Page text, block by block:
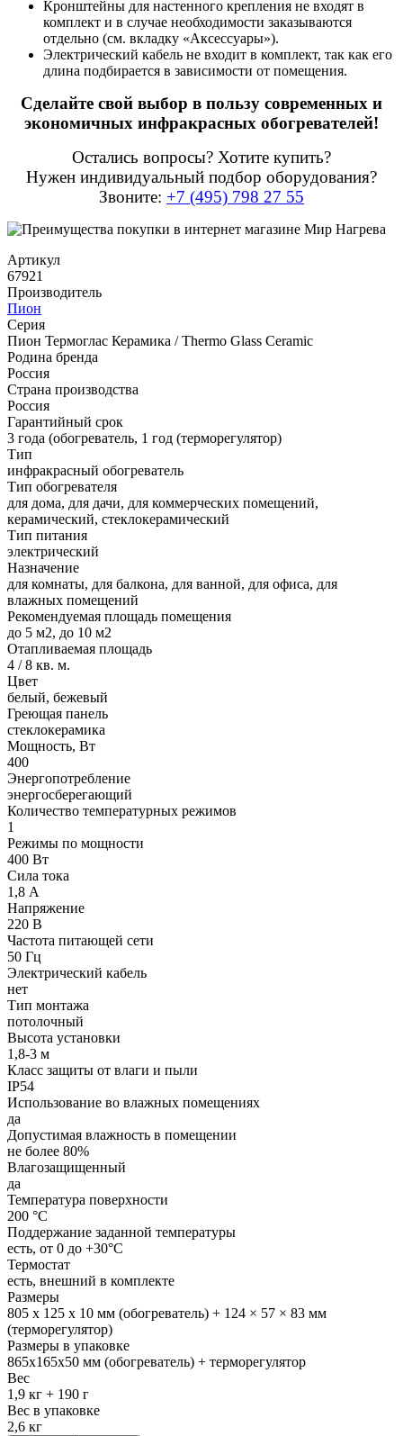
Кронштейны для настенного крепления не входят в
комплект и в случае необходимости заказываются
отдельно (см. вкладку «Аксессуары»).
Электрический кабель не входит в комплект, так как его
длина подбирается в зависимости от помещения.
Сделайте свой выбор в пользу современных и
экономичных инфракрасных обогревателей!
Остались вопросы? Хотите купить?
Нужен индивидуальный подбор оборудования?
Звоните: +7 (495) 798 27 55
Артикул
67921
Производитель
Пион
Серия
Пион Термоглас Керамика / Thermo Glass Ceramic
Родина бренда
Россия
Страна производства
Россия
Гарантийный срок
3 года (обогреватель, 1 год (терморегулятор)
Тип
инфракрасный обогреватель
Тип обогревателя
для дома, для дачи, для коммерческих помещений,
керамический, стеклокерамический
Тип питания
электрический
Назначение
для комнаты, для балкона, для ванной, для офиса, для
влажных помещений
Рекомендуемая площадь помещения
до 5 м2, до 10 м2
Отапливаемая площадь
4 / 8 кв. м.
Цвет
белый, бежевый
Греющая панель
стеклокерамика
Мощность, Вт
400
Энергопотребление
энергосберегающий
Количество температурных режимов
1
Режимы по мощности
400 Вт
Сила тока
1,8 А
Напряжение
220 В
Частота питающей сети
50 Гц
Электрический кабель
нет
Тип монтажа
потолочный
Высота установки
1,8-3 м
Класс защиты от влаги и пыли
IP54
Использование во влажных помещениях
да
Допустимая влажность в помещении
не более 80%
Влагозащищенный
да
Температура поверхности
200 °С
Поддержание заданной температуры
есть, от 0 до +30°С
Термостат
есть, внешний в комплекте
Размеры
805 х 125 х 10 мм (обогреватель) + 124 × 57 × 83 мм
(терморегулятор)
Размеры в упаковке
865х165х50 мм (обогреватель) + терморегулятор
Вес
1,9 кг + 190 г
Вес в упаковке
2,6 кг